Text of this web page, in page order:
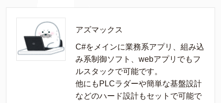
アズマックス
C#をメインに業務系アプリ、組み込
み系制御ソフト、webアプリでもフ
ルスタックで可能です。
他にもPLCラダーや簡単な基盤設計
などのハード設計もセットで可能で